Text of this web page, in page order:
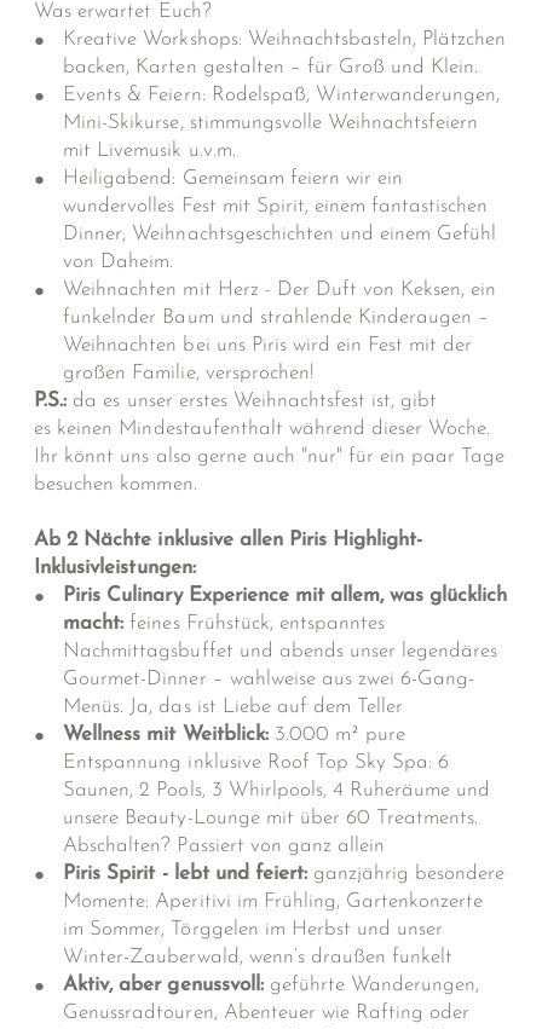
Was erwartet Euch?
Kreative Workshops: Weihnachtsbasteln, Plätzchen
backen, Karten gestalten – für Groß und Klein.
Events & Feiern: Rodelspaß, Winterwanderungen,
Mini-Skikurse, stimmungsvolle Weihnachtsfeiern
mit Livemusik u.v.m.
Heiligabend: Gemeinsam feiern wir ein
wundervolles Fest mit Spirit, einem fantastischen
Dinner, Weihnachtsgeschichten und einem Gefühl
von Daheim.
Weihnachten mit Herz - Der Duft von Keksen, ein
funkelnder Baum und strahlende Kinderaugen –
Weihnachten bei uns Piris wird ein Fest mit der
großen Familie, versprochen!
P.S.: da es unser erstes Weihnachtsfest ist, gibt
es keinen Mindestaufenthalt während dieser Woche.
Ihr könnt uns also gerne auch "nur" für ein paar Tage
besuchen kommen.
Ab 2 Nächte inklusive allen Piris Highlight-
Inklusivleistungen:
Piris Culinary Experience mit allem, was glücklich
macht: feines Frühstück, entspanntes
Nachmittagsbuffet und abends unser legendäres
Gourmet-Dinner – wahlweise aus zwei 6-Gang-
Menüs. Ja, das ist Liebe auf dem Teller
Wellness mit Weitblick:3.000 m² pure
Entspannung inklusive Roof Top Sky Spa: 6
Saunen, 2 Pools, 3 Whirlpools, 4 Ruheräume und
unsere Beauty-Lounge mit über 60 Treatments.
Abschalten? Passiert von ganz allein
Piris Spirit - lebt und feiert: ganzjährig besondere
Momente: Aperitivi im Frühling, Gartenkonzerte
im Sommer, Törggelen im Herbst und unser
Winter-Zauberwald, wenn’s draußen funkelt
Aktiv, aber genussvoll: geführte Wanderungen,
Genussradtouren, Abenteuer wie Rafting oder